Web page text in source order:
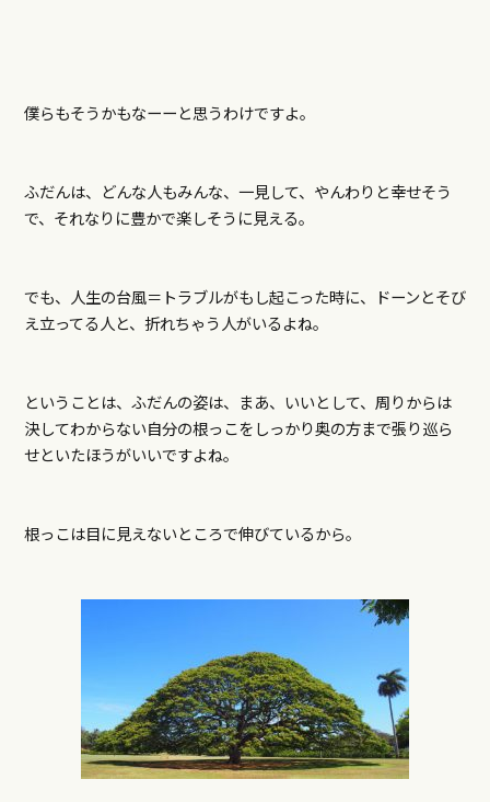
僕らもそうかもなーーと思うわけですよ。
ふだんは、どんな人もみんな、一見して、やんわりと幸せそう
で、それなりに豊かで楽しそうに見える。
でも、人生の台風＝トラブルがもし起こった時に、ドーンとそび
え立ってる人と、折れちゃう人がいるよね。
ということは、ふだんの姿は、まあ、いいとして、周りからは
決してわからない自分の根っこをしっかり奥の方まで張り巡ら
せといたほうがいいですよね。
根っこは目に見えないところで伸びているから。